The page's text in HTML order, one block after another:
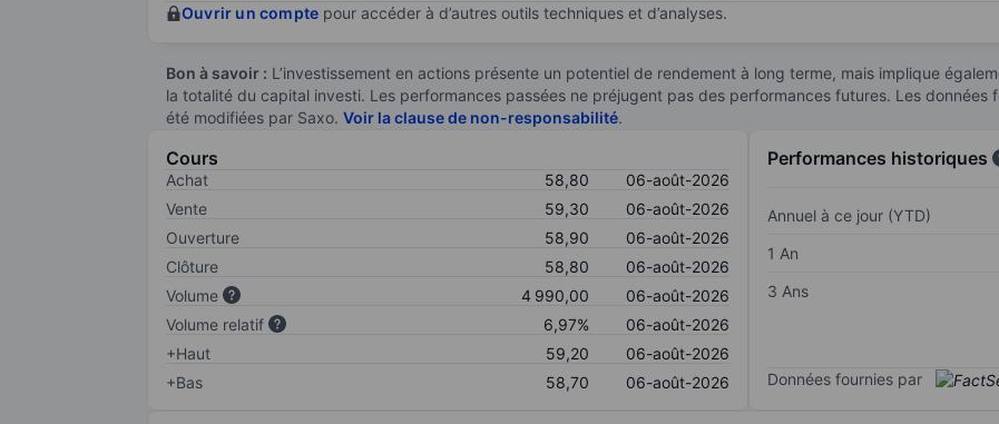
Ouvrir un compte pour accéder à d’autres outils techniques et d’analyses.
Bon à savoir : L’investissement en actions présente un potentiel de rendement à long terme, mais implique
la totalité du capital investi. Les performances passées ne préjugent pas des performances futures. Les données
été modifiées par Saxo. Voir la clause de non-responsabilité.
Cours
Achat 58,80
06-août-2026
Vente
59,30
06-août-2026
Ouverture
58,90
06-août-2026
Clôture
58,80
06-août-2026
Volume
4 990,00
06-août-2026
Volume relatif
6,97%
06-août-2026
+Haut
59,20
06-août-2026
+Bas
58,70 06-août-2026
Performances historiques
Annuel à ce jour (YTD)
1 An
3 Ans
Données fournies par